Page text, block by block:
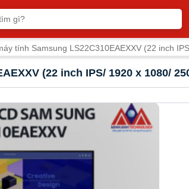
tính Samsung LS22C310EAEXXV (22 inch
(22 inch IPS/ 1920 x 1080/